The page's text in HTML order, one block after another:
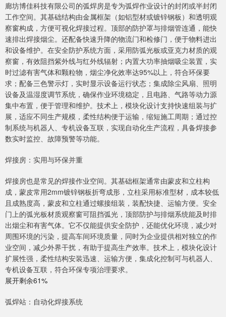
廊坊博佳科技有限公司的弧焊房是专为弧焊作业设计的封闭或半封闭
工作空间。其基础结构由金属框架（如铝型材或镀锌钢板）和透明观
察窗构成，方便可视化焊接过程。顶部的防护罩与排烟管连通，能快
速排出焊接烟尘。还配备快速升降的物流门和检修门，便于物料进出
和设备维护。在安全防护系统方面，采用防弧光板或亚克力材质的观
察窗，有效阻挡紫外线与红外线辐射；内置大功率抽烟吸尘装置，实
时过滤有害气体和颗粒物，烟尘净化效率达95%以上，符合环保要
求；配备三色警示灯，实时显示设备运行状态；集成除尘风扇、照明
设备及温湿度调节系统，确保作业环境稳定，且电路、气路等动力源
集中布置，便于管理和维护。技术上，模块化设计支持快速组装与扩
展，适应不同生产规模，柔性结构便于运输，缩短施工周期；通过控
制系统与机器人、专机设备互联，实现自动化生产流程，具备焊接参
数实时监控、故障预警等功能。
焊接房：实用与环保并重
焊接房也是常见的焊接作业空间。其基础框架通常由蒙皮和立柱构
成，蒙皮常用2mm镀锌钢板折弯成形，立柱采用标准型材，成本较低
且成熟度高，蒙皮和立柱通过螺接组装，装配快捷、运输方便。安全
门上的弧光板材质观察窗可阻挡弧光，顶部防护与排烟系统能及时排
出烟尘和有害气体。它不仅能提供安全防护，还能优化环境，减少对
周围环境的污染，提高车间环境质量，同时为企业提供相对独立的作
业空间，减少外界干扰，有助于提高生产效率。技术上，模块化设计
扩展性强，柔性结构安装迅速、运输方便，集成化控制可与机器人、
专机设备互联，符合环保专项治理要求。
展开剩余61%
弧焊站：自动化焊接系统